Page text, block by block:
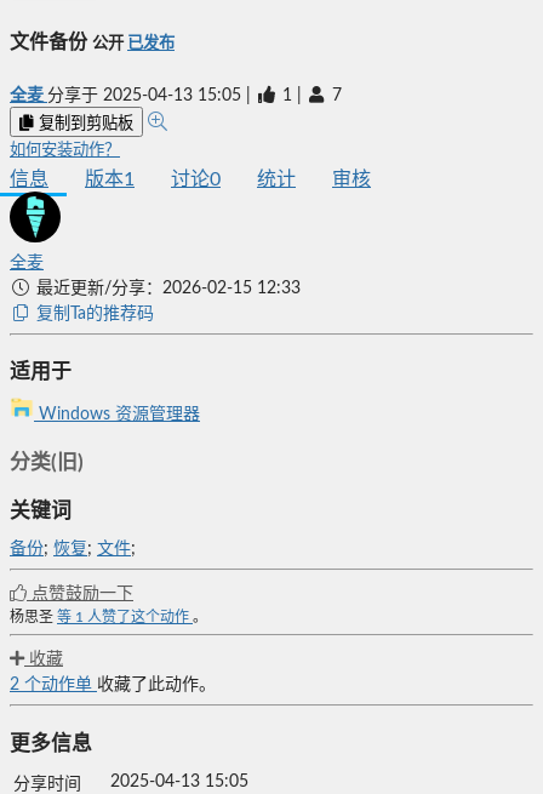
文件备份 公开 已发布
全麦 分享于 2025-04-13 15:05 1 7
复制到剪贴板
如何安装动作？
信息 版本1 讨论0 统计 审核
全麦
最近更新/分享：2026-02-15 12:33
复制Ta的推荐码
适用于
Windows 资源管理器
分类(旧)
关键词
备份; 恢复 ; 文件;
点赞鼓励一下
杨思圣 等 1 人赞了这个动作 。
收藏
2 个动作单 收藏了此动作。
更多信息
分享时间
2025-04-13 15:05